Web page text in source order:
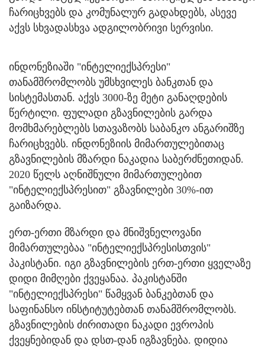
ჩარიცხვებს და კომუნალურ გადახდებს, ასევე
აქვს სხვადასხვა ადგილობრივი სერვისი.
ინდონეზიაში "ინტელიექსპრესი"
თანამშრომლობს უმსხვილეს ბანკთან და
სისტემასთან. აქვს 3000-ზე მეტი განაღდების
წერტილი. ფულადი გზავნილების გარდა
მომხმარებლებს სთავაზობს საბანკო ანგარიშზე
ჩარიცხვებს. ინდონეზიის მიმართულებითაც
გზავნილების მზარდი ნაკადია საბერძნეთიდან.
2020 წელს აღნიშნული მიმართულებით
"ინტელიექსპრესით" გზავნილები 30%-ით
გაიზარდა.
ერთ-ერთი მზარდი და მნიშვნელოვანი
მიმართულებაა "ინტელიექსპრესისთვის"
პაკისტანი. იგი გზავნილების ერთ-ერთი ყველაზე
დიდი მიმღები ქვეყანაა. პაკისტანში
"ინტელიექსპრესი" წამყვან ბანკებთან და
საფინანსო ინსტიტუტებთან თანამშრომლობს.
გზავნილების ძირითადი ნაკადი ევროპის
ქვეყნებიდან და დსთ-დან იგზავნება. დიდია